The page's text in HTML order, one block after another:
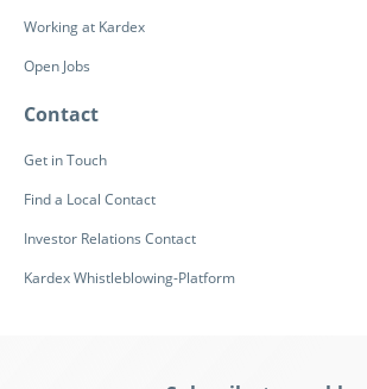
Working at Kardex
Open Jobs
Contact
Get in Touch
Find a Local Contact
Investor Relations Contact
Kardex Whistleblowing-Platform